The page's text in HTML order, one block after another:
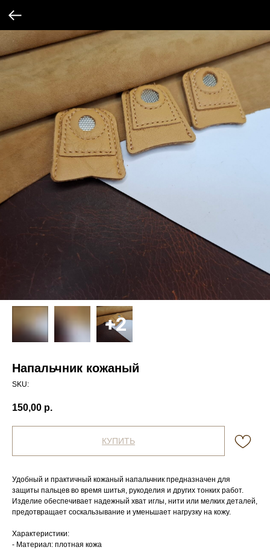
Напальчник кожаный
SKU:
150,00 р.
КУПИТЬ
Удобный и практичный кожаный напальчник предназначен для
защиты пальцев во время шитья, рукоделия и других тонких работ.
Изделие обеспечивает надежный хват иглы, нити или мелких деталей,
предотвращает соскальзывание и уменьшает нагрузку на кожу.
Характеристики:
- Материал: плотная кожа